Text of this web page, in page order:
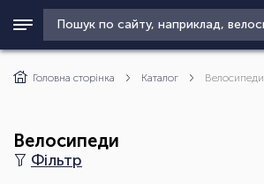
Головна сторінка Каталог Велосипеди
Велосипеди
Фільтр